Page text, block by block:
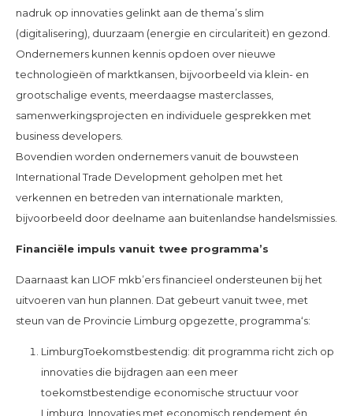
nadruk op innovaties gelinkt aan de thema’s slim
(digitalisering), duurzaam (energie en circulariteit) en gezond.
Ondernemers kunnen kennis opdoen over nieuwe
technologieën of marktkansen, bijvoorbeeld via klein- en
grootschalige events, meerdaagse masterclasses,
samenwerkingsprojecten en individuele gesprekken met
business developers.
Bovendien worden ondernemers vanuit de bouwsteen
International Trade Development geholpen met het
verkennen en betreden van internationale markten,
bijvoorbeeld door deelname aan buitenlandse handelsmissies.
Financiële impuls vanuit twee programma’s
Daarnaast kan LIOF mkb’ers financieel ondersteunen bij het
uitvoeren van hun plannen. Dat gebeurt vanuit twee, met
steun van de Provincie Limburg opgezette, programma‘s:
LimburgToekomstbestendig: dit programma richt zich op
innovaties die bijdragen aan een meer
toekomstbestendige economische structuur voor
Limburg. Innovaties met economisch rendement én